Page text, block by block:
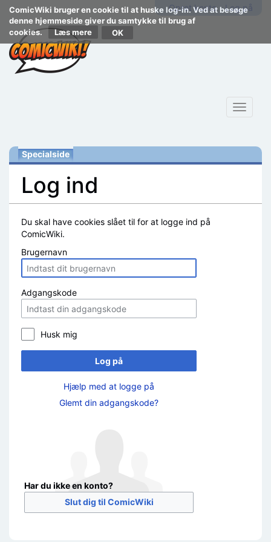
ComicWiki bruger en cookie til at huske log-in. Ved at besøge
denne hjemmeside giver du samtykke til brug af
cookies.
Læs mere
Opret konto Log på
Toggle
Specialside
Log ind
Du skal have cookies slået til for at logge ind på
ComicWiki.
Brugernavn
Adgangskode
Husk mig
Log på
Hjælp med at logge på
Glemt din adgangskode?
Har du ikke en konto?
Slut dig til ComicWiki